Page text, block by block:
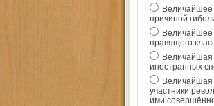
Величайшее
причиной
Величайшее
правящего
Величайшая
иностранных
Величайшая
участники
ими